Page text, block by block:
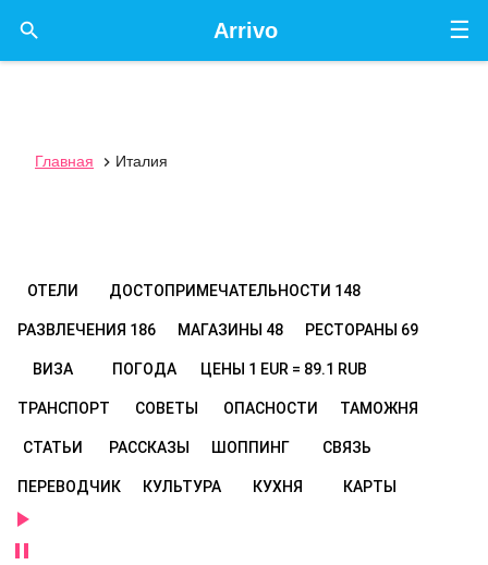
☰
Arrivo

Главная  Италия
ОТЕЛИ ДОСТОПРИМЕЧАТЕЛЬНОСТИ 148
РАЗВЛЕЧЕНИЯ 186 МАГАЗИНЫ 48 РЕСТОРАНЫ 69
ВИЗА ПОГОДА ЦЕНЫ 1 EUR = 89.1 RUB
ТРАНСПОРТ СОВЕТЫ ОПАСНОСТИ ТАМОЖНЯ
СТАТЬИ РАССКАЗЫ ШОППИНГ СВЯЗЬ
ПЕРЕВОДЧИК КУЛЬТУРА КУХНЯ КАРТЫ

